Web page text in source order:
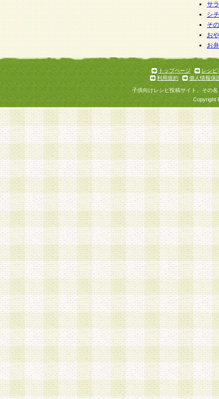
サ
シ
そ
お
お
トップページ
レシピ
利用規約
個人情報保
子供向けレシピ投稿サイト、その
Copyright